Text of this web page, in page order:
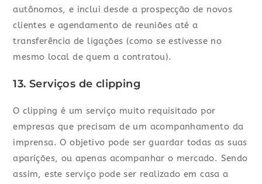
autônomos, e inclui desde a prospecção de novos
clientes e agendamento de reuniões até a
transferência de ligações (como se estivesse no
mesmo local de quem a contratou).
13. Serviços de clipping
O clipping é um serviço muito requisitado por
empresas que precisam de um acompanhamento da
imprensa. O objetivo pode ser guardar todas as suas
aparições, ou apenas acompanhar o mercado. Sendo
assim, este serviço pode ser realizado em casa a